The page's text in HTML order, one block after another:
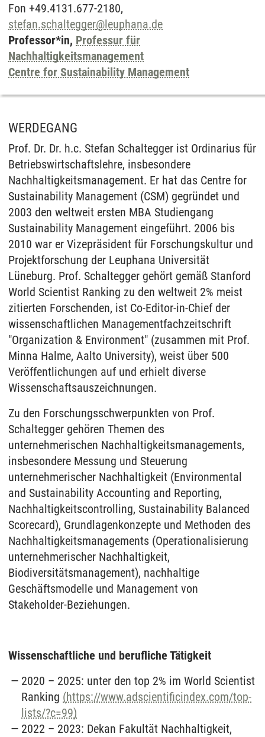
Fon +49.4131.677-2180,
stefan.schaltegger@leuphana.de
Professor*in, Professur für
Nachhaltigkeitsmanagement
Centre for Sustainability Management
WERDEGANG
Prof. Dr. Dr. h.c. Stefan Schaltegger ist Ordinarius für
Betriebswirtschaftslehre, insbesondere
Nachhaltigkeitsmanagement. Er hat das Centre for
Sustainability Management (CSM) gegründet und
2003 den weltweit ersten MBA Studiengang
Sustainability Management eingeführt. 2006 bis
2010 war er Vizepräsident für Forschungskultur und
Projektforschung der Leuphana Universität
Lüneburg. Prof. Schaltegger gehört gemäß Stanford
World Scientist Ranking zu den weltweit 2% meist
zitierten Forschenden, ist Co-Editor-in-Chief der
wissenschaftlichen Managementfachzeitschrift
"Organization & Environment" (zusammen mit Prof.
Minna Halme, Aalto University), weist über 500
Veröffentlichungen auf und erhielt diverse
Wissenschaftsauszeichnungen.
Zu den Forschungsschwerpunkten von Prof.
Schaltegger gehören Themen des
unternehmerischen Nachhaltigkeitsmanagements,
insbesondere Messung und Steuerung
unternehmerischer Nachhaltigkeit (Environmental
and Sustainability Accounting and Reporting,
Nachhaltigkeitscontrolling, Sustainability Balanced
Scorecard), Grundlagenkonzepte und Methoden des
Nachhaltigkeitsmanagements (Operationalisierung
unternehmerischer Nachhaltigkeit,
Biodiversitätsmanagement), nachhaltige
Geschäftsmodelle und Management von
Stakeholder-Beziehungen.
Wissenschaftliche und berufliche Tätigkeit
2020 – 2025: unter den top 2% im World Scientist
Ranking (https://www.adscientificindex.com/top-
lists/?c=99)
2022 – 2023: Dekan Fakultät Nachhaltigkeit,